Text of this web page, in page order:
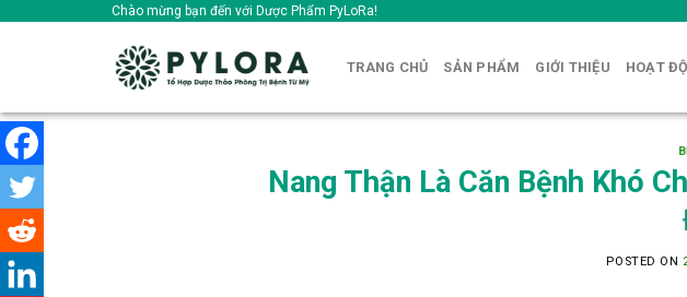
Chào mừng bạn đến với Dược Phẩm PyLoRa!
TRANG CHỦ SẢN PHẨM GIỚI THIỆU HOẠT
Nang Thận Là Căn Bệnh Khó
POSTED ON